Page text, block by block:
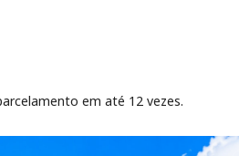
em até 12 vezes.